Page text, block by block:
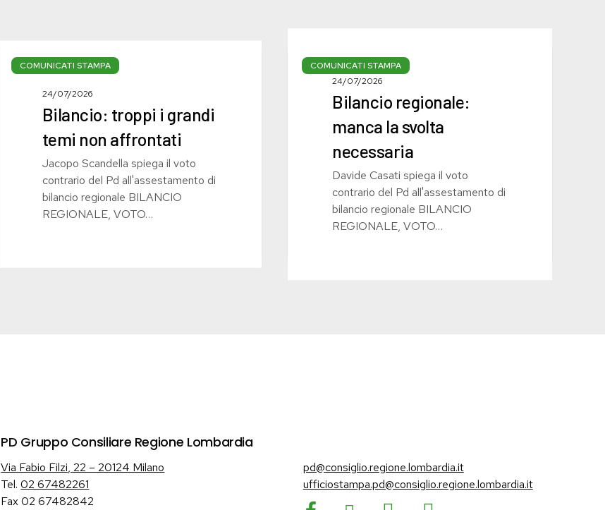
COMUNICATI STAMPA
troppi
24/07/2026
Bilancio: troppi i grandi
temi non affrontati
Jacopo Scandella spiega il voto
contrario del Pd all'assestamento di
bilancio regionale BILANCIO
REGIONALE, VOTO…
COMUNICATI STAMPA
regionale:
necessaria
24/07/2026
Bilancio regionale:
manca la svolta
necessaria
Davide Casati spiega il voto
contrario del Pd all'assestamento di
bilancio regionale BILANCIO
REGIONALE, VOTO…
PD Gruppo Consiliare Regione Lombardia
Via Fabio Filzi, 22 – 20124 Milano
Tel.02 67482261
Fax 02 67482842
pd@consiglio.regione.lombardia.it
ufficiostampa.pd@consiglio.regione.lombardia.it
Pagine Facebook Gruppo Consiliare PD LombardiaPagina Messenger Gruppo Consiliare PD LombardiaPagina Instagram Gruppo PD LombardiaPagina Youtube Gruppo PD Lombardia